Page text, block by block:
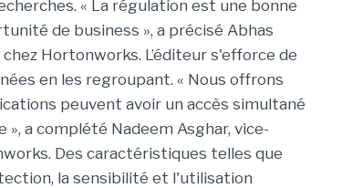
« La régulation est une bonne
de business », a précisé Abhas
Hortonworks. L’éditeur s'efforce de
en les regroupant. « Nous offrons
peuvent avoir un accès simultané
», a complété Nadeem Asghar, vice-
Des caractéristiques telles que
la sensibilité et l'utilisation